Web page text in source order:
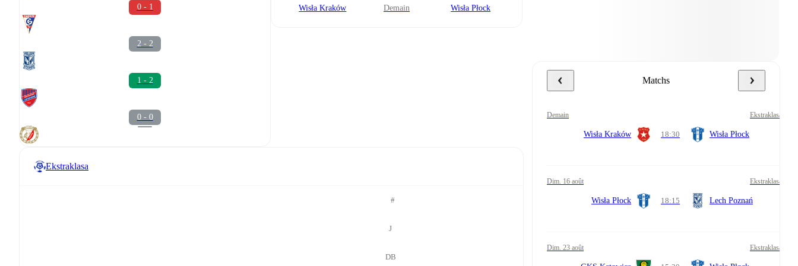
0 - 1
2 - 2
1 - 2
0 - 0
Wisła Kraków demain Wisła Płock
Ekstraklasa
#
J
DB
Matchs
demain Ekstraklasa
Wisła Kraków 18:30 Wisła Płock
dim. 16 août Ekstraklasa
Wisła Płock 18:15 Lech Poznań
dim. 23 août Ekstraklasa